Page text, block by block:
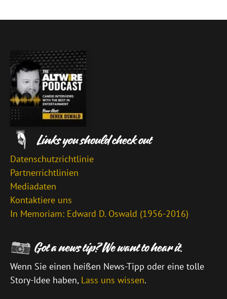
Datenschutzrichtlinie
Partnerrichtlinien
Mediadaten
Kontaktiere uns
In Memoriam: Edward D. Oswald (1956-2016)
Wenn Sie einen heißen News-Tipp oder eine tolle
Story-Idee haben, Lass uns wissen.